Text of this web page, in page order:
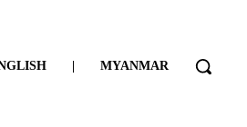
| MYANMAR